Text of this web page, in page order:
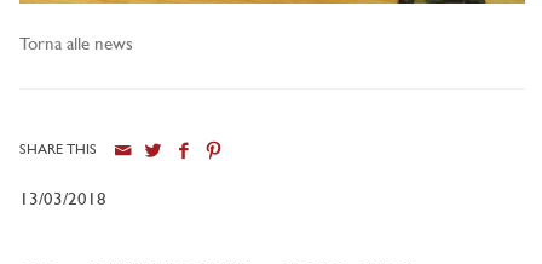
Torna alle news
SHARE THIS
13/03/2018